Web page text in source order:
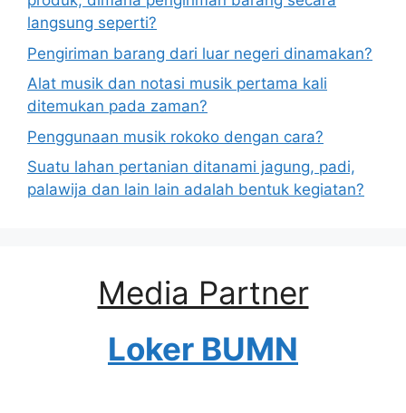
langsung seperti?
Pengiriman barang dari luar negeri dinamakan?
Alat musik dan notasi musik pertama kali
ditemukan pada zaman?
Penggunaan musik rokoko dengan cara?
Suatu lahan pertanian ditanami jagung, padi,
palawija dan lain lain adalah bentuk kegiatan?
Media Partner
Loker BUMN